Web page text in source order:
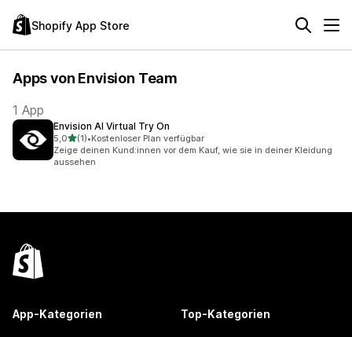
Shopify App Store
Apps von Envision Team
1 App
Envision AI Virtual Try On
5,0von 5 Sternen
(1)
1 Rezensionen insgesamt
•Kostenloser Plan verfügbar
Zeige deinen Kund:innen vor dem Kauf, wie sie in deiner Kleidung
aussehen
App-Kategorien Top-Kategorien